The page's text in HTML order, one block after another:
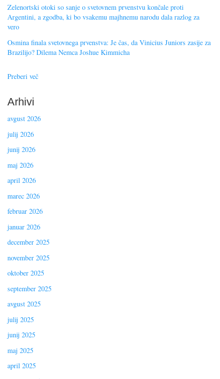
Zelenortski otoki so sanje o svetovnem prvenstvu končale proti
Argentini, a zgodba, ki bo vsakemu majhnemu narodu dala razlog za
vero
Osmina finala svetovnega prvenstva: Je čas, da Vinicius Juniors zasije za
Brazilijo? Dilema Nemca Joshue Kimmicha
Preberi več
Arhivi
avgust 2026
julij 2026
junij 2026
maj 2026
april 2026
marec 2026
februar 2026
januar 2026
december 2025
november 2025
oktober 2025
september 2025
avgust 2025
julij 2025
junij 2025
maj 2025
april 2025